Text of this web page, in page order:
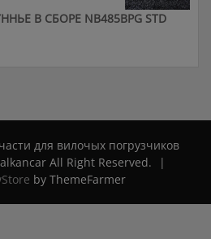
В СБОРЕ NB485BPG STD
для вилочых погрузчиков
All Right Reserved.
|
by ThemeFarmer